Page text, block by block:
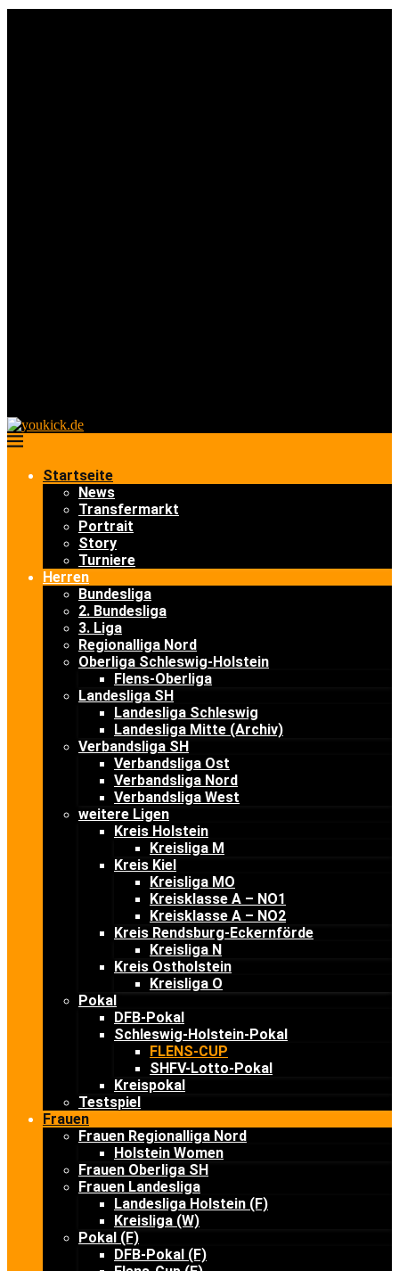
Startseite
News
Transfermarkt
Portrait
Story
Turniere
Herren
Bundesliga
2. Bundesliga
3. Liga
Regionalliga Nord
Oberliga Schleswig-Holstein
Flens-Oberliga
Landesliga SH
Landesliga Schleswig
Landesliga Mitte (Archiv)
Verbandsliga SH
Verbandsliga Ost
Verbandsliga Nord
Verbandsliga West
weitere Ligen
Kreis Holstein
Kreisliga M
Kreis Kiel
Kreisliga MO
Kreisklasse A – NO1
Kreisklasse A – NO2
Kreis Rendsburg-Eckernförde
Kreisliga N
Kreis Ostholstein
Kreisliga O
Pokal
DFB-Pokal
Schleswig-Holstein-Pokal
FLENS-CUP
SHFV-Lotto-Pokal
Kreispokal
Testspiel
Frauen
Frauen Regionalliga Nord
Holstein Women
Frauen Oberliga SH
Frauen Landesliga
Landesliga Holstein (F)
Kreisliga (W)
Pokal (F)
DFB-Pokal (F)